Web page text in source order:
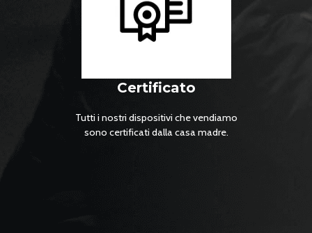
Certificato
Tutti i nostri dispositivi che vendiamo
sono certificati dalla casa madre.